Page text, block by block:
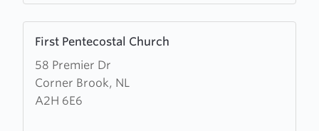
First Pentecostal Church
58 Premier Dr
Corner Brook, NL
A2H 6E6
more
about
First
Pentecostal